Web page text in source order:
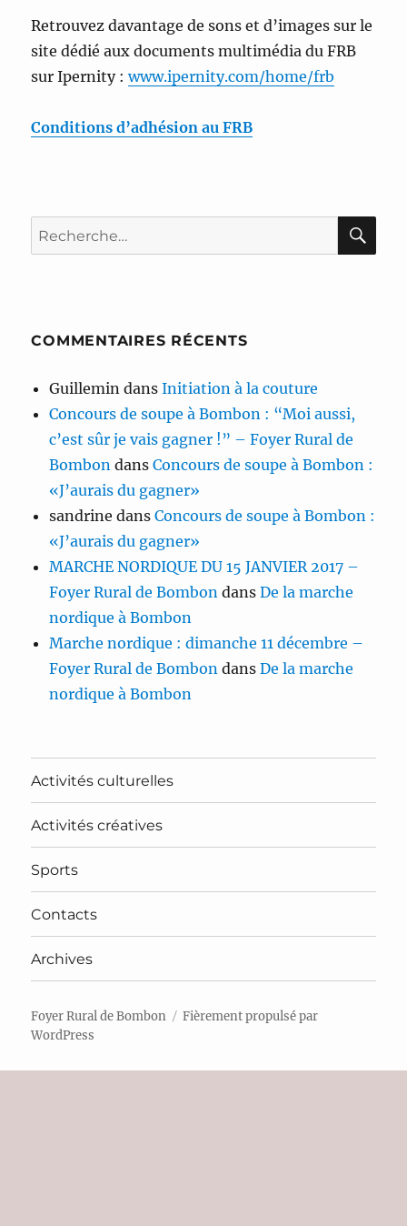
Retrouvez davantage de sons et d’images sur le
site dédié aux documents multimédia du FRB
sur Ipernity :www.ipernity.com/home/frb
Conditions d’adhésion au FRB
Recherche
pour :
COMMENTAIRES RÉCENTS
Guillemin dansInitiation à la couture
Concours de soupe à Bombon : “Moi aussi,
c’est sûr je vais gagner !” – Foyer Rural de
Bombon dansConcours de soupe à Bombon :
«J’aurais du gagner»
sandrine dansConcours de soupe à Bombon :
«J’aurais du gagner»
MARCHE NORDIQUE DU 15 JANVIER 2017 –
Foyer Rural de Bombon dansDe la marche
nordique à Bombon
Marche nordique : dimanche 11 décembre –
Foyer Rural de Bombon dansDe la marche
nordique à Bombon
Activités culturelles
Activités créatives
Sports
Contacts
Archives
Foyer Rural de Bombon
Fièrement propulsé par
WordPress